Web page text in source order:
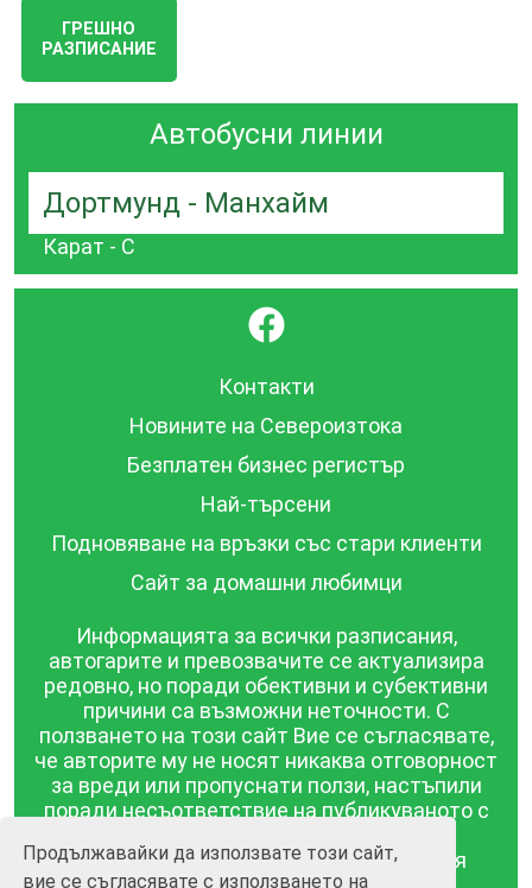
Продължавайки да използвате този сайт,
вие се съгласявате с използването на
ГРЕШНО
РАЗПИСАНИЕ
Автобусни линии
Дортмунд - Манхайм
Карат - С
}
Контакти
Новините на Североизтока
Безплатен бизнес регистър
Най-търсени
Подновяване на връзки със стари клиенти
Сайт за домашни любимци
Информацията за всички разписания,
автогарите и превозвачите се актуализира
редовно, но поради обективни и субективни
причини са възможни неточности. С
ползването на този сайт Вие се съгласявате,
че авторите му не носят никаква отговорност
за вреди или пропуснати ползи, настъпили
поради несъответствие на публикуваното с
публикувана в този сайт се предоставя